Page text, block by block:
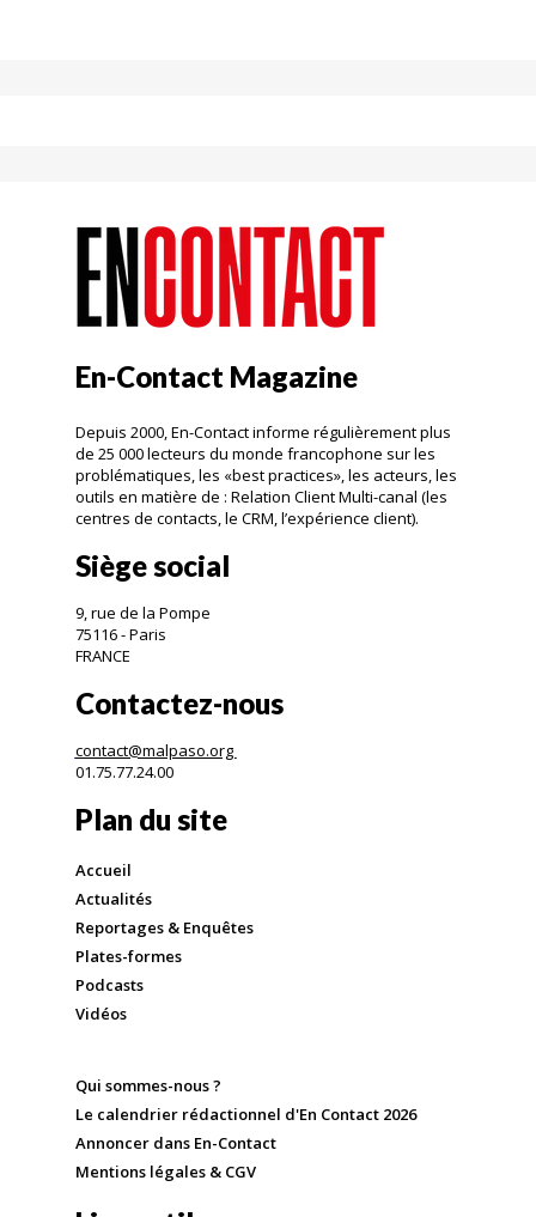
En-Contact Magazine
Depuis 2000, En-Contact informe régulièrement plus
de 25 000 lecteurs du monde francophone sur les
problématiques, les «best practices», les acteurs, les
outils en matière de : Relation Client Multi-canal (les
centres de contacts, le CRM, l’expérience client).
Siège social
9, rue de la Pompe
75116 - Paris
FRANCE
Contactez-nous
contact@malpaso.org
01.75.77.24.00
Plan du site
Accueil
Actualités
Reportages & Enquêtes
Plates-formes
Podcasts
Vidéos
Qui sommes-nous ?
Le calendrier rédactionnel d'En Contact 2026
Annoncer dans En-Contact
Mentions légales & CGV